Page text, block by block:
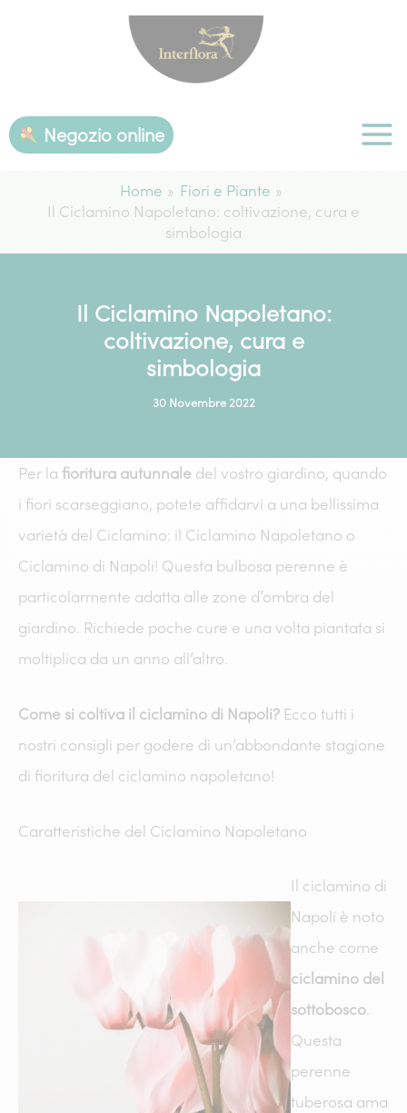
Negozio online
Home
Fiori e Piante
Il Ciclamino Napoletano: coltivazione, cura e
simbologia
Il Ciclamino Napoletano:
coltivazione, cura e
simbologia
30 Novembre 2022
Per la fioritura autunnale del vostro giardino, quando
i fiori scarseggiano, potete affidarvi a una bellissima
varietà del Ciclamino: il Ciclamino Napoletano o
Ciclamino di Napoli! Questa bulbosa perenne è
particolarmente adatta alle zone d’ombra del
giardino. Richiede poche cure e una volta piantata si
moltiplica da un anno all’altro.
Come si coltiva il ciclamino di Napoli? Ecco tutti i
nostri consigli per godere di un’abbondante stagione
di fioritura del ciclamino napoletano!
Caratteristiche del Ciclamino Napoletano
Il ciclamino di
Napoli è noto
anche come
ciclamino del
sottobosco.
Questa
perenne
tuberosa ama